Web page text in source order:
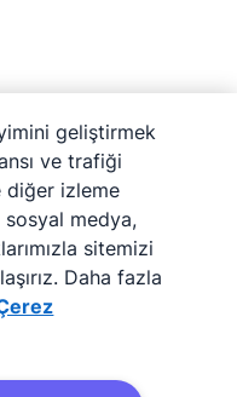
geliştirmek
ve trafiği
diğer izleme
sosyal medya,
sitemizi
Daha fazla